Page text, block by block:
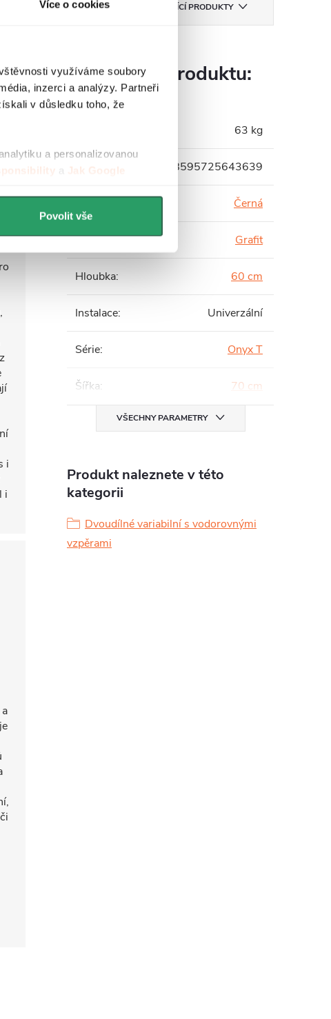
Více o cookies
využíváme soubory
inzerci a analýzy. Partneři
v důsledku toho, že
a personalizovanou
a Jak Google
Povolit vše
CERANO SOUVISEJÍCÍ PRODUKTY
i
i
Parametry produktu:
63 kg
EAN: 8595725643639
Černá
Barva skla: Grafit
Hloubka: 60 cm
Instalace: Univerzální
Série: Onyx T
Šířka: 70 cm
VŠECHNY PARAMETRY
Produkt naleznete v této
kategorii
Dvoudílné variabilní s vodorovnými
vzpěrami